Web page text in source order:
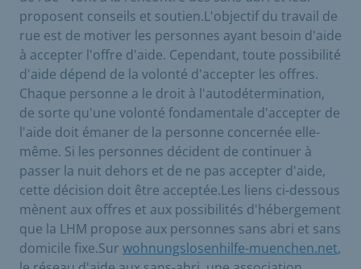
proposent conseils et soutien.L'objectif du travail de
rue est de motiver les personnes ayant besoin d'aide
à accepter l'offre d'aide. Cependant, toute possibilité
d'aide dépend de la volonté d'accepter les offres.
Chaque personne a le droit à l'autodétermination,
de sorte qu'une volonté fondamentale d'accepter de
l'aide doit émaner de la personne concernée elle-
même. Si les personnes décident de continuer à
passer la nuit dehors et de ne pas accepter d'aide,
cette décision doit être acceptée.Les liens ci-dessous
mènent aux offres et aux possibilités d'hébergement
que la LHM propose aux personnes sans abri et sans
domicile fixe.Sur wohnungslosenhilfe-muenchen.net,